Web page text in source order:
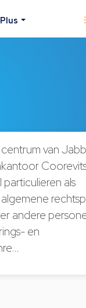
Plus
van
als
andere
en